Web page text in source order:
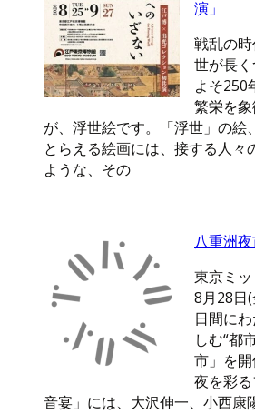
演」
戦乱の
世が長
よそ250
繁栄を
が、浮世絵です。「浮世」の絵
とらえる絵画には、接する人々
ような、その
八重洲
東京ミッ
8月28日
日間に
しむ“都
市」を
夜を彩
音宴」には、大沢伸一、小西康